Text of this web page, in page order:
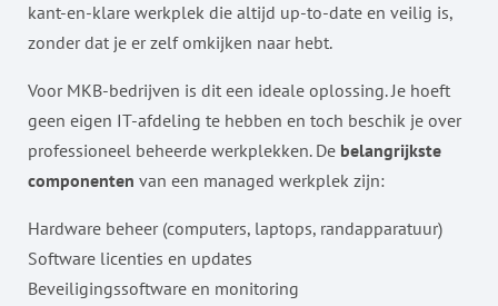
kant-en-klare werkplek die altijd up-to-date en veilig is,
zonder dat je er zelf omkijken naar hebt.
Voor MKB-bedrijven is dit een ideale oplossing. Je hoeft
geen eigen IT-afdeling te hebben en toch beschik je over
professioneel beheerde werkplekken. De belangrijkste
componenten van een managed werkplek zijn:
Hardware beheer (computers, laptops, randapparatuur)
Software licenties en updates
Beveiligingssoftware en monitoring